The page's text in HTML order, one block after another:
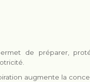
de préparer,
augmente la